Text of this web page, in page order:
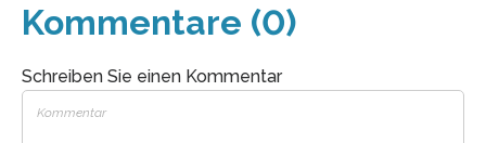
Kommentare (0)
Schreiben Sie einen Kommentar